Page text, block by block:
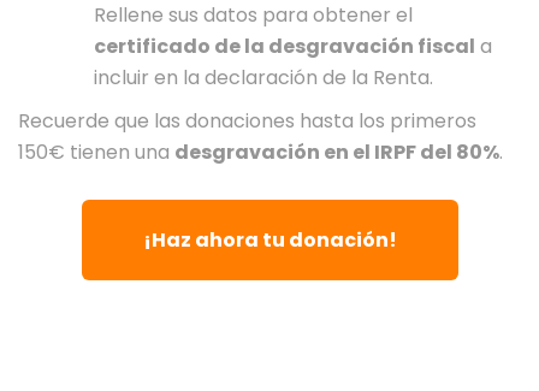
Rellene sus datos para obtener el
certificado de la desgravación fiscal a
incluir en la declaración de la Renta.
Recuerde que las donaciones hasta los primeros
150€ tienen una desgravación en el IRPF del 80%.
¡Haz ahora tu donación!